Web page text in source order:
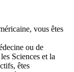
vous êtes
ou de
Sciences et la
êtes